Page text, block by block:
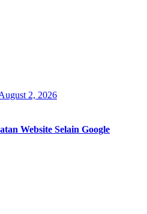
2, 2026
Website Selain Google